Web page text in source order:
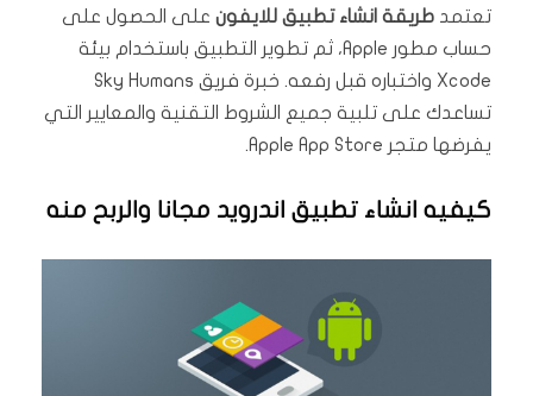
تعتمد طريقة انشاء تطبيق للايفون على الحصول على
حساب مطور Apple، ثم تطوير التطبيق باستخدام بيئة
Xcode واختباره قبل رفعه. خبرة فريق Sky Humans
تساعدك على تلبية جميع الشروط التقنية والمعايير التي
يفرضها متجر Apple App Store.
كيفيه انشاء تطبيق اندرويد مجانا والربح منه